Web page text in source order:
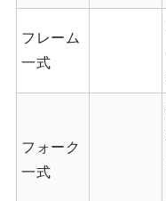
フレーム
一式
フォーク
一式